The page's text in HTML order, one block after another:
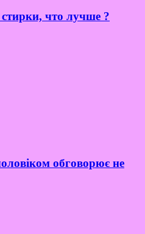
что лучше ?
обговорює не